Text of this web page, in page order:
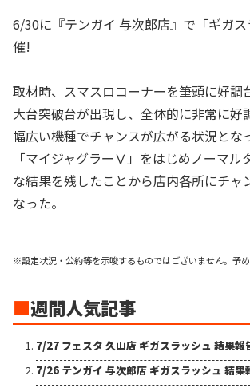
6/30に『テンガイ 与次郎店』で「ギガ
催!
取材時、スマスロコーナーを筆頭に好調
大台突破台が出現し、全体的に非常に好
幅広い機種でチャンスが広がる状況とな
「マイジャグラーⅤ」をはじめノーマル
な結果を残したことから店内各所にチャ
なった。
※設定状況・公約等を示唆するものではございません。予め
■週間人気記事
7/27 フェスタ 久山店 ギガスラッシュ 結果報
7/26 テンガイ 与次郎店 ギガスラッシュ 結果